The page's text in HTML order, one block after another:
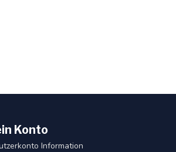
Konto
Information